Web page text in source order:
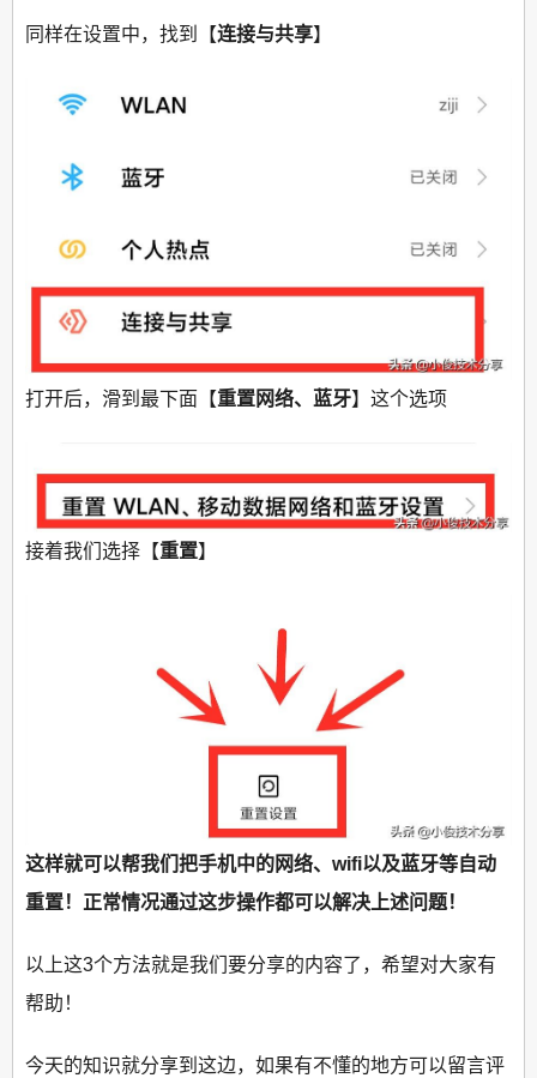
同样在设置中，找到【连接与共享】
打开后，滑到最下面【重置网络、蓝牙】这个选项
接着我们选择【重置】
这样就可以帮我们把手机中的网络、wifi以及蓝牙等自动
重置！正常情况通过这步操作都可以解决上述问题！
以上这3个方法就是我们要分享的内容了，希望对大家有
帮助！
今天的知识就分享到这边，如果有不懂的地方可以留言评